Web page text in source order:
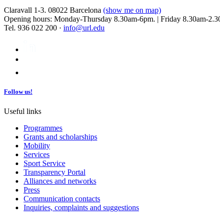
Claravall 1-3. 08022 Barcelona (show me on map)
Opening hours: Monday-Thursday 8.30am-6pm. | Friday 8.30am-
Tel. 936 022 200 · info@url.edu
Follow us!
Useful links
Programmes
Grants and scholarships
Mobility
Services
Sport Service
Transparency Portal
Alliances and networks
Press
Communication contacts
Inquiries, complaints and suggestions